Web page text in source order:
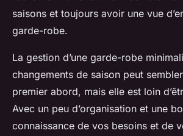
saisons et toujours avoir une vue
garde-robe.
La gestion d’une garde-robe
changements de saison peut
premier abord, mais elle est loin
Avec un peu d’organisation et une
connaissance de vos besoins et de